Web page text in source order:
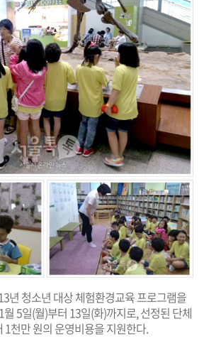
복
사
기 변
경
하
기
변
경
하
기
년 청소년 대상 체험환경교육 프로그램을
5일(월)부터 13일(화)까지로, 선정된 단체
1천만 원의 운영비용을 지원한다.